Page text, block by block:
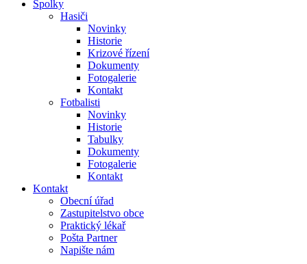
Spolky
Hasiči
Novinky
Historie
Krizové řízení
Dokumenty
Fotogalerie
Kontakt
Fotbalisti
Novinky
Historie
Tabulky
Dokumenty
Fotogalerie
Kontakt
Kontakt
Obecní úřad
Zastupitelstvo obce
Praktický lékař
Pošta Partner
Napište nám